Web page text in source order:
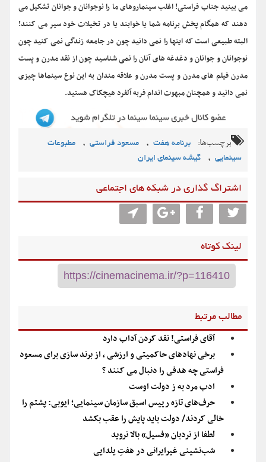
می بینید جناب فراستی! اغلب سینماروهای ما را نوجوانان و جوانان تشکیل می
دهند که همگام پخش برنامه شما یا خوابند یا در تخیلات خود سیر می کنند!
البته طبیعی است که اینها را نمی دانید چون در جامعه زندگی نمی کنید چون
نوجوانان و جوانان و دغدغه های آنان را نمی شناسید چون از نقد مدرن و پست
مدرن فیلم های مدرن و پست مدرن و علاقه مندان به این نوع سینماها چیزی
نمی دانید و همچنان مبهوت اندام فربه آلفرد هیچکاک هستید.
برچسب‌ها: برنامه هفت , مسعود فراستی ,
مطبوعات
سینمایی , گیشه سینمای ایران
اشتراگ گذاری در شبکه های اجتماعی
لینک کوتاه
مطالب مرتبط
آقای فراستی! نقد کردن آداب دارد
برخی نهادهای حاکمیتی و ارزشی ، از برند سازی برای مسعود
فراستی چه هدفی را دنبال می کنند ؟
ادب مرد به ز دولت اوست
حرف‌های تازه رییس اسبق سازمان سینمایی؛ ایوبی: پشتم را
خالی کردند/ دولت باید پایش را عقب بکشد
لطفا از نردبان «فسیل» بالا نروید
شب‌نشینی غیرایرانی در هفتِ یلدایی